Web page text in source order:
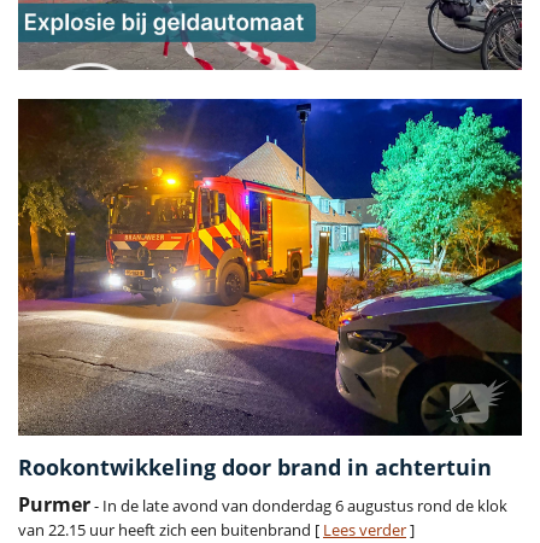
Rookontwikkeling door brand in achtertuin
Purmer- In de late avond van donderdag 6 augustus rond de klok
van 22.15 uur heeft zich een buitenbrand [ Lees verder]